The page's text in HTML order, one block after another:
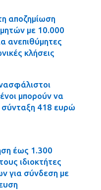
αποζημίωση
με 10.000
ανεπιθύμητες
κλήσεις
μπορούν να
418 ευρώ
έως 1.300
ιδιοκτήτες
για σύνδεση με